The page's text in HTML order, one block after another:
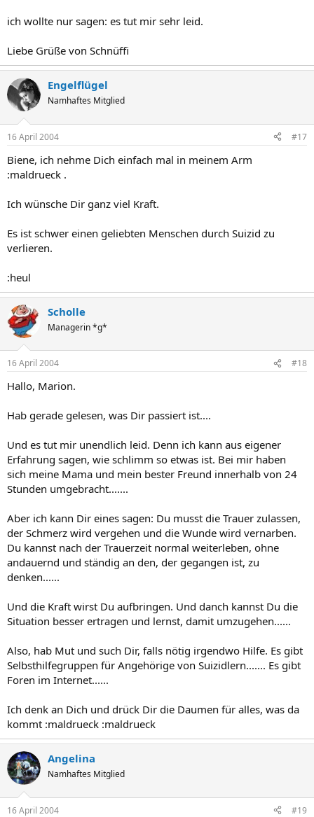
ich wollte nur sagen: es tut mir sehr leid.
Liebe Grüße von Schnüffi
Engelflügel
Namhaftes Mitglied
16 April 2004 #17
Biene, ich nehme Dich einfach mal in meinem Arm
:maldrueck .
Ich wünsche Dir ganz viel Kraft.
Es ist schwer einen geliebten Menschen durch Suizid zu
verlieren.
:heul
Scholle
Managerin *g*
16 April 2004 #18
Hallo, Marion.
Hab gerade gelesen, was Dir passiert ist....
Und es tut mir unendlich leid. Denn ich kann aus eigener
Erfahrung sagen, wie schlimm so etwas ist. Bei mir haben
sich meine Mama und mein bester Freund innerhalb von 24
Stunden umgebracht.......
Aber ich kann Dir eines sagen: Du musst die Trauer zulassen,
der Schmerz wird vergehen und die Wunde wird vernarben.
Du kannst nach der Trauerzeit normal weiterleben, ohne
andauernd und ständig an den, der gegangen ist, zu
denken......
Und die Kraft wirst Du aufbringen. Und danch kannst Du die
Situation besser ertragen und lernst, damit umzugehen......
Also, hab Mut und such Dir, falls nötig irgendwo Hilfe. Es gibt
Selbsthilfegruppen für Angehörige von Suizidlern....... Es gibt
Foren im Internet......
Ich denk an Dich und drück Dir die Daumen für alles, was da
kommt :maldrueck :maldrueck
Angelina
Namhaftes Mitglied
16 April 2004 #19